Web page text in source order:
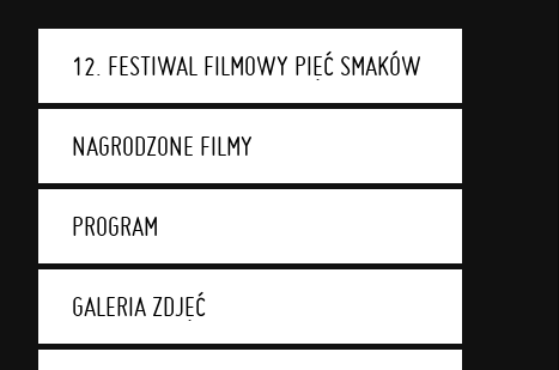
12. FESTIWAL FILMOWY PIĘĆ SMAKÓW
NAGRODZONE FILMY
PROGRAM
GALERIA ZDJĘĆ